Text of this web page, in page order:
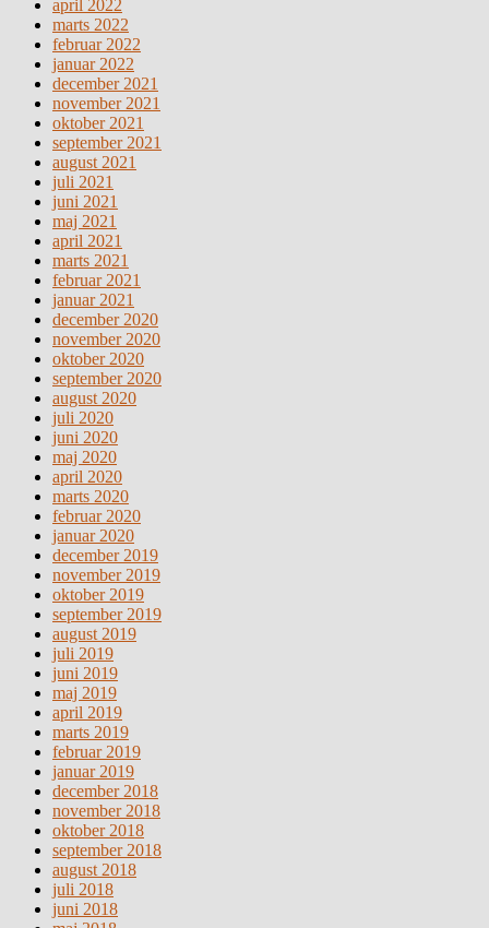
april 2022
marts 2022
februar 2022
januar 2022
december 2021
november 2021
oktober 2021
september 2021
august 2021
juli 2021
juni 2021
maj 2021
april 2021
marts 2021
februar 2021
januar 2021
december 2020
november 2020
oktober 2020
september 2020
august 2020
juli 2020
juni 2020
maj 2020
april 2020
marts 2020
februar 2020
januar 2020
december 2019
november 2019
oktober 2019
september 2019
august 2019
juli 2019
juni 2019
maj 2019
april 2019
marts 2019
februar 2019
januar 2019
december 2018
november 2018
oktober 2018
september 2018
august 2018
juli 2018
juni 2018